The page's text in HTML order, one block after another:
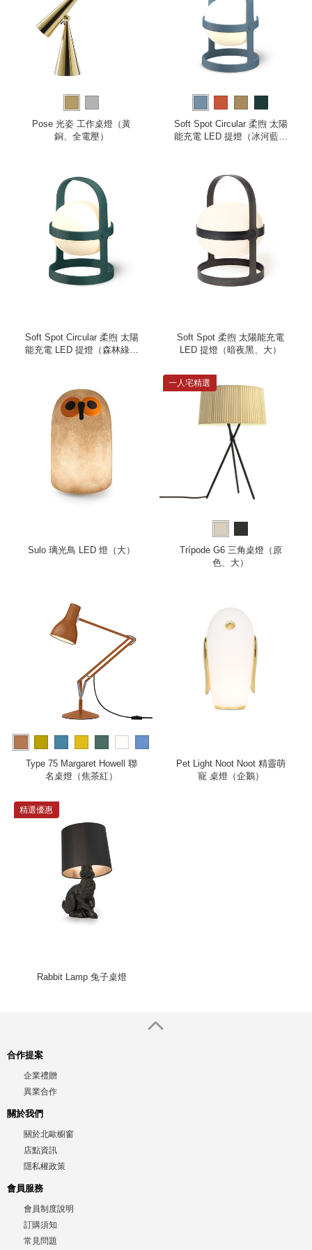
Pose 光姿 工作桌燈（黃
銅、全電壓）
Soft Spot Circular 柔煦 太陽
能充電 LED 提燈（冰河藍、
Soft Spot Circular 柔煦 太陽
能充電 LED 提燈（森林綠、
Soft Spot 柔煦 太陽能充電
LED 提燈（暗夜黑、大）
Sulo 璃光鳥 LED 燈（大）
一人宅精選
Trípode G6 三角桌燈（原
色、大）
more
Type 75 Margaret Howell 聯
名桌燈（焦茶紅）
Pet Light Noot Noot 精靈萌
寵 桌燈（企鵝）
精選優惠
Rabbit Lamp 兔子桌燈
合作提案
企業禮贈
異業合作
關於我們
關於北歐櫥窗
店點資訊
隱私權政策
會員服務
會員制度說明
訂購須知
常見問題